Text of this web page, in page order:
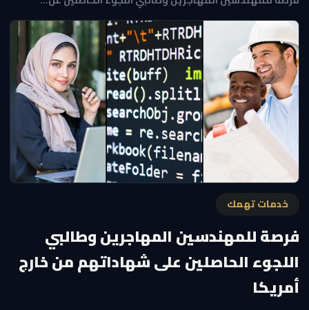
خدمات تهمك
فرصة للمهندسين المهاجرين وطالبي
اللجوء الحاصلين على شهاداتهم من خارج
أمريكا